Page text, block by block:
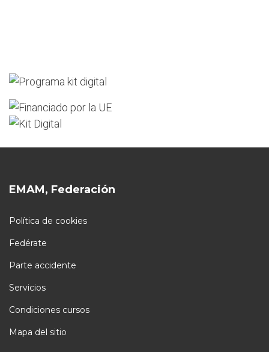
EMAM, Federación
Política de cookies
Fedérate
Parte accidente
Servicios
Condiciones cursos
Mapa del sitio